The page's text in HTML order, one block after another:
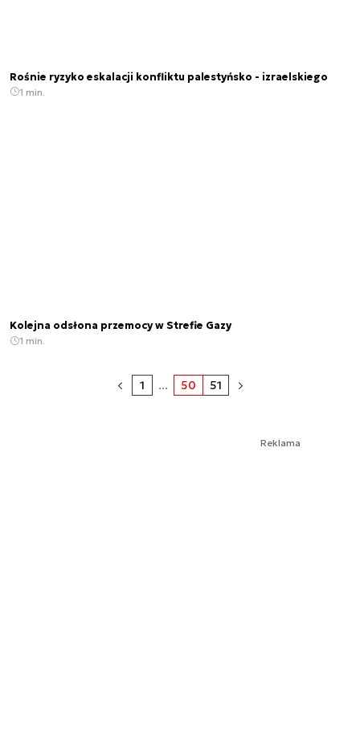
Rośnie ryzyko eskalacji konfliktu palestyńsko - izraelskiego
1 min.
Kolejna odsłona przemocy w Strefie Gazy
1 min.
1 ... 50 51
Reklama